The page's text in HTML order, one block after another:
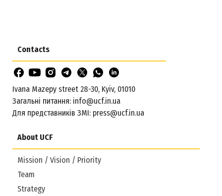
About UCF
Mission / Vision / Priority
Team
Strategy
Contacts
Ivana Mazepy street 28-30, Kyiv, 01010
Загальні питання: info@ucf.in.ua
Для представників ЗМІ: press@ucf.in.ua